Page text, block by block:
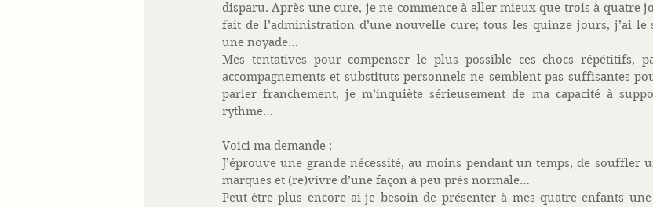
disparu. Après une cure, je ne commence à aller mieux que trois à quatre
fait de l’administration d’une nouvelle cure; tous les quinze jours, j’ai
une noyade…
Mes tentatives pour compenser le plus possible ces chocs répétitifs,
accompagnements et substituts personnels ne semblent pas suffisantes
parler franchement, je m’inquiète sérieusement de ma capacité à
rythme…
Voici ma demande :
J’éprouve une grande nécessité, au moins pendant un temps, de souffler
marques et (re)vivre d’une façon à peu près normale…
Peut-être plus encore ai-je besoin de présenter à mes quatre enfants